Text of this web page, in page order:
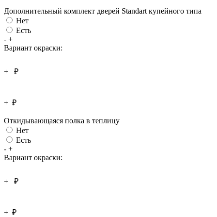
Дополнительный комплект дверей Standart купейного типа
Нет
Есть
- +
Вариант окраски:
+ ₽
+ ₽
Откидывающаяся полка в теплицу
Нет
Есть
- +
Вариант окраски:
+ ₽
+ ₽